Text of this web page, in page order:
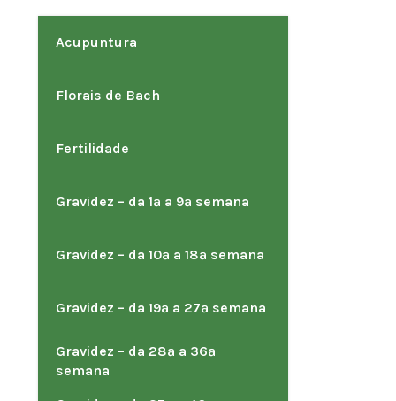
Acupuntura
Florais de Bach
Fertilidade
Gravidez – da 1ª a 9ª semana
Gravidez – da 10ª a 18ª semana
Gravidez – da 19ª a 27ª semana
Gravidez – da 28ª a 36ª
semana